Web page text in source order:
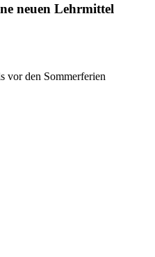
neuen Lehrmittel
vor den Sommerferien